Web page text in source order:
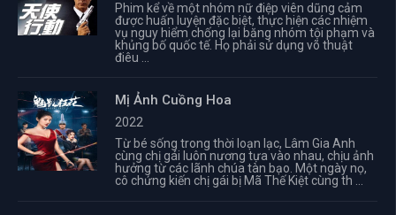
Phim kể về một nhóm nữ điệp viên dũng cảm
được huấn luyện đặc biệt, thực hiện các nhiệm
vụ nguy hiểm chống lại băng nhóm tội phạm và
khủng bố quốc tế. Họ phải sử dụng võ thuật
điêu ...
Mị Ảnh Cuồng Hoa
2022
Từ bé sống trong thời loạn lạc, Lâm Gia Anh
cùng chị gái luôn nương tựa vào nhau, chịu ảnh
hưởng từ các lãnh chúa tàn bạo. Một ngày nọ,
cô chứng kiến chị gái bị Mã Thế Kiệt cùng th ...